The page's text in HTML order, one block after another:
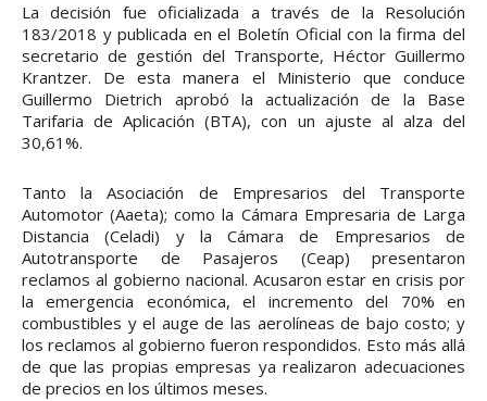
La decisión fue oficializada a través de la Resolución
183/2018 y publicada en el Boletín Oficial con la firma del
secretario de gestión del Transporte, Héctor Guillermo
Krantzer. De esta manera el Ministerio que conduce
Guillermo Dietrich aprobó la actualización de la Base
Tarifaria de Aplicación (BTA), con un ajuste al alza del
30,61%.
Tanto la Asociación de Empresarios del Transporte
Automotor (Aaeta); como la Cámara Empresaria de Larga
Distancia (Celadi) y la Cámara de Empresarios de
Autotransporte de Pasajeros (Ceap) presentaron
reclamos al gobierno nacional. Acusaron estar en crisis por
la emergencia económica, el incremento del 70% en
combustibles y el auge de las aerolíneas de bajo costo; y
los reclamos al gobierno fueron respondidos. Esto más allá
de que las propias empresas ya realizaron adecuaciones
de precios en los últimos meses.